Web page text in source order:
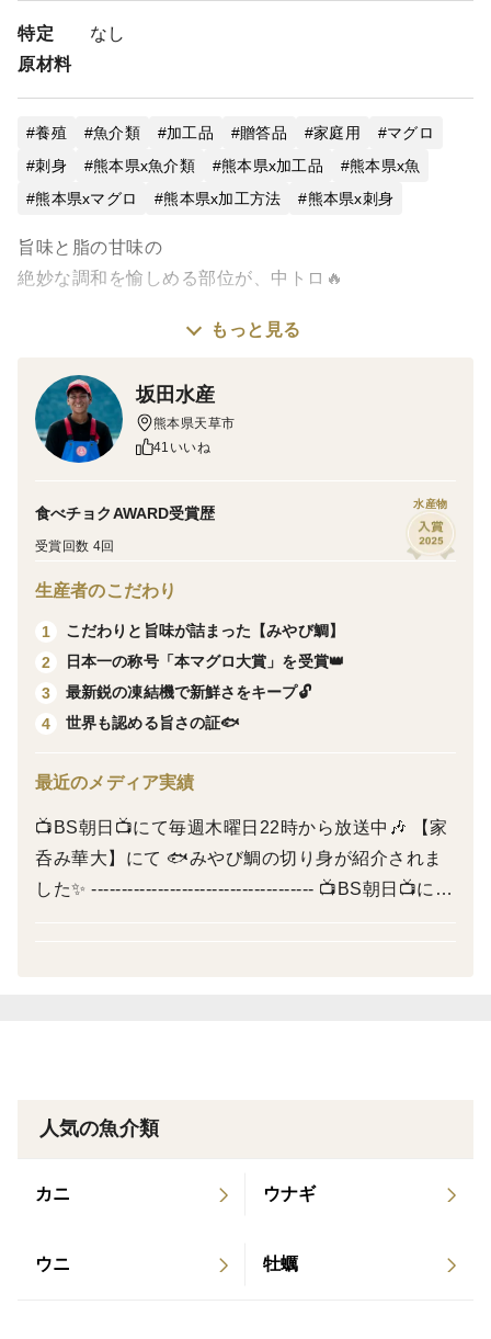
特定
原材料
なし
養殖 魚介類 加工品 贈答品 家庭用
マグロ
刺身
熊本県x魚介類 熊本県x加工品
熊本県x魚
熊本県xマグロ
熊本県x加工方法 熊本県x刺身
旨味と脂の甘味の
絶妙な調和を愉しめる部位が、中トロ🔥
きめ細やかな脂は口の中でなめらかにほどけ、
脂は上品で後味軽い。
【お届け内容】※冷凍
※鮪は大きさや形が不揃いのためパック数にはばらつき
※パック数の指定などご要望等の記載をいただいてもお
応えいたしかねます。
肉・豚肉・ごまを含む製品と共通の設備で製造していま
もっと見る
坂田水産
熊本県天草市
41いいね
食べチョクAWARD受賞歴
受賞回数 4回
水産物
生産者のこだわり
1
こだわりと旨味が詰まった【みやび鯛】
2
日本一の称号「本マグロ大賞」を受賞👑
3
最新鋭の凍結機で新鮮さをキープ🔓
4
世界も認める旨さの証🐟
最近のメディア実績
📺BS朝日📺にて毎週木曜日22時から放送中🎶 【家
呑み華大】にて 🐟みやび鯛の切り身が紹介されま
した✨ ------------------------------------- 📺BS朝日📺にて
ども行わせていただいております🏫
人気の魚介類
カニ ウナギ
ウニ 牡蠣